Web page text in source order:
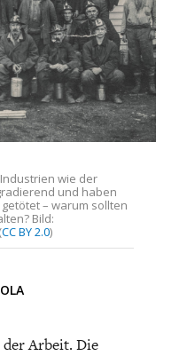
FUTURE
wie der
und haben
– warum sollten
Bild:
CC BY 2.0)
Arbeit. Die
in keiner Weise.
und
Heute muss man
Rüstungsproduktion.
z. B. für
Entwicklung im
ansetzen kann.